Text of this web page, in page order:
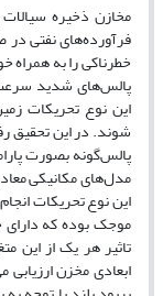
مخازن ذخیره
فرآورده‌های نفتی
خطرناکی را به
پالس‌های شدید
این نوع تحریکات
شوند. در این تحقیق
پالس‌گونه بصورت
مدل‌های مکانیکی
این نوع تحریکات
موجک بوده که دارای
تاثیر هر یک از این
ابعادی مخزن